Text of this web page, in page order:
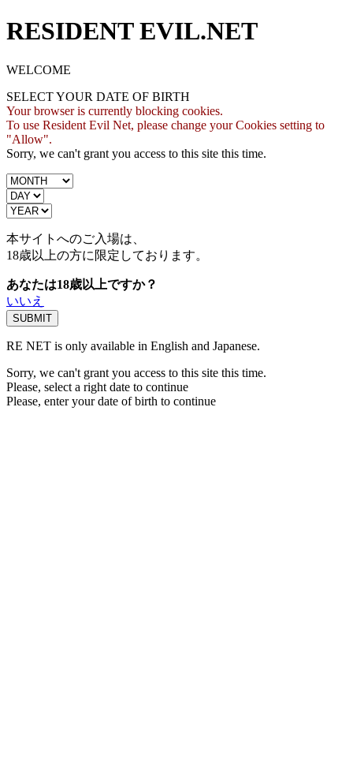
RESIDENT EVIL.NET
WELCOME
SELECT YOUR DATE OF BIRTH
Your browser is currently blocking cookies.
To use Resident Evil Net, please change your Cookies setting to
"Allow".
Sorry, we can't grant you access to this site this time.
本サイトへのご入場は、
18歳以上の方に限定しております。
あなたは18歳以上ですか？
いいえ
RE NET is only available in English and Japanese.
Sorry, we can't grant you access to this site this time.
Please, select a right date to continue
Please, enter your date of birth to continue